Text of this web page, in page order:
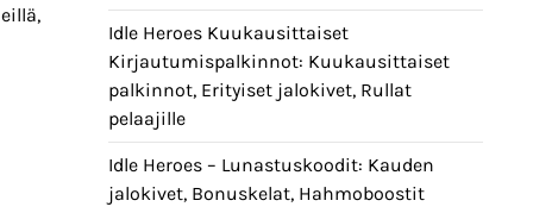
Idle Heroes Kuukausittaiset
Kirjautumispalkinnot: Kuukausittaiset
palkinnot, Erityiset jalokivet, Rullat
pelaajille
Idle Heroes – Lunastuskoodit: Kauden
jalokivet, Bonuskelat, Hahmoboostit